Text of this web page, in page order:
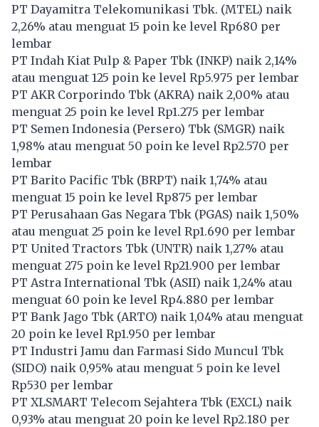
PT Dayamitra Telekomunikasi Tbk. (MTEL) naik
2,26% atau menguat 15 poin ke level Rp680 per
lembar
PT Indah Kiat Pulp & Paper Tbk (INKP) naik 2,14%
atau menguat 125 poin ke level Rp5.975 per lembar
PT AKR Corporindo Tbk (AKRA) naik 2,00% atau
menguat 25 poin ke level Rp1.275 per lembar
PT Semen Indonesia (Persero) Tbk (SMGR) naik
1,98% atau menguat 50 poin ke level Rp2.570 per
lembar
PT Barito Pacific Tbk (BRPT) naik 1,74% atau
menguat 15 poin ke level Rp875 per lembar
PT Perusahaan Gas Negara Tbk (PGAS) naik 1,50%
atau menguat 25 poin ke level Rp1.690 per lembar
PT United Tractors Tbk (UNTR) naik 1,27% atau
menguat 275 poin ke level Rp21.900 per lembar
PT Astra International Tbk (ASII) naik 1,24% atau
menguat 60 poin ke level Rp4.880 per lembar
PT Bank Jago Tbk (ARTO) naik 1,04% atau menguat
20 poin ke level Rp1.950 per lembar
PT Industri Jamu dan Farmasi Sido Muncul Tbk
(SIDO) naik 0,95% atau menguat 5 poin ke level
Rp530 per lembar
PT XLSMART Telecom Sejahtera Tbk (EXCL) naik
0,93% atau menguat 20 poin ke level Rp2.180 per